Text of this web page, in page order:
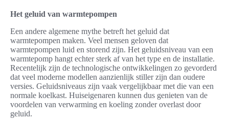
Het geluid van warmtepompen
Een andere algemene mythe betreft het geluid dat
warmtepompen maken. Veel mensen geloven dat
warmtepompen luid en storend zijn. Het geluidsniveau van een
warmtepomp hangt echter sterk af van het type en de installatie.
Recentelijk zijn de technologische ontwikkelingen zo gevorderd
dat veel moderne modellen aanzienlijk stiller zijn dan oudere
versies. Geluidsniveaus zijn vaak vergelijkbaar met die van een
normale koelkast. Huiseigenaren kunnen dus genieten van de
voordelen van verwarming en koeling zonder overlast door
geluid.